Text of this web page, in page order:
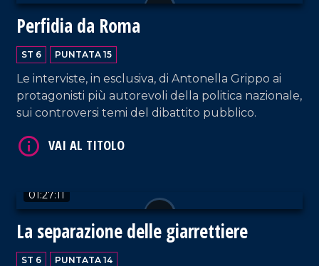
Perfidia da Roma
ST 6 PUNTATA 15
Le interviste, in esclusiva, di Antonella Grippo ai
protagonisti più autorevoli della politica nazionale,
sui controversi temi del dibattito pubblico.
01:27:11
La separazione delle giarrettiere
ST 6 PUNTATA 14
VAI AL TITOLO
VAI AL TITOLO